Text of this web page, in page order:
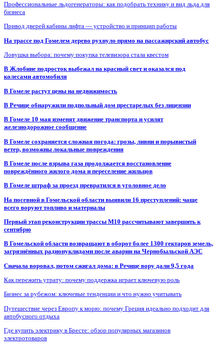
Профессиональные льдогенераторы: как подобрать технику и вид льда для
бизнеса
Привод дверей кабины лифта — устройство и принцип работы
На трассе под Гомелем дерево рухнуло прямо на пассажирский автобус
Ловушка выбора: почему покупка телевизора стала квестом
В Жлобине подросток выбежал на красный свет и оказался под
колесами автомобиля
В Гомеле растут цены на недвижимость
В Речице обнаружили подпольный дом престарелых без лицензии
В Гомеле 10 мая изменят движение транспорта и усилят
железнодорожное сообщение
В Гомеле сохраняется сложная погода: грозы, ливни и порывистый
ветер, возможны локальные повреждения
В Гомеле после взрыва газа продолжается восстановление
повреждённого жилого дома и переселение жильцов
В Гомеле штраф за проезд превратился в уголовное дело
На посевной в Гомельской области выявили 16 преступлений: чаще
всего воруют топливо и материалы
Первый этап реконструкции трассы М10 рассчитывают завершить к
сентябрю
В Гомельской области возвращают в оборот более 1300 гектаров земель,
загрязнённых радионуклидами после аварии на Чернобыльской АЭС
Сначала воровал, потом сжигал дома: в Речице вору дали 9,5 года
Как пережить утрату: почему поддержка играет ключевую роль
Бизнес за рубежом: ключевые тенденции и что нужно учитывать
Путешествие через Европу к морю: почему Греция идеально подходит для
автобусного отдыха
Где купить электрику в Бресте: обзор популярных магазинов
электротоваров